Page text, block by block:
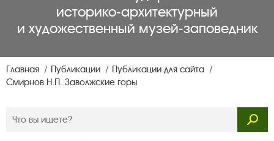
историко‑архитектурный
и художественный музей‑заповедник
Главная Публикации
Публикации для сайта
Смирнов Н.П. Заволжские горы